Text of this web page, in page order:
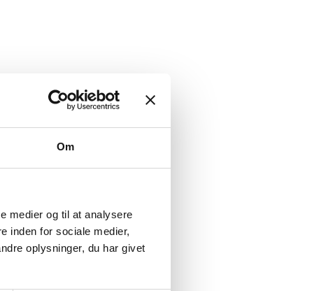
Om
medier og til at analysere
inden for sociale medier,
oplysninger, du har givet